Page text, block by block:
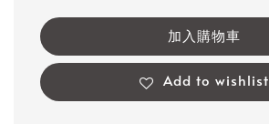
加入購物車
Add to wishlist